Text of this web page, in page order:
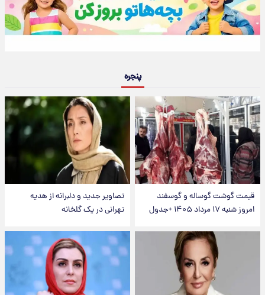
پنجره
قیمت گوشت گوساله و گوسفند
امروز شنبه ۱۷ مرداد ۱۴۰۵ +جدول
تصاویر جدید و دلبرانه از هدیه
تهرانی در یک گلخانه